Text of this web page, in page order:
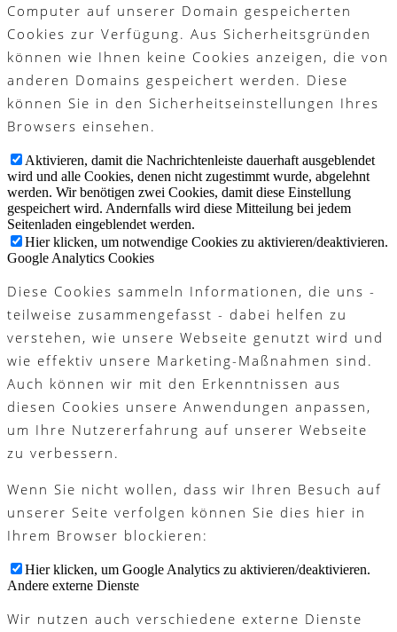
Computer auf unserer Domain gespeicherten
Cookies zur Verfügung. Aus Sicherheitsgründen
können wie Ihnen keine Cookies anzeigen, die von
anderen Domains gespeichert werden. Diese
können Sie in den Sicherheitseinstellungen Ihres
Browsers einsehen.
Aktivieren, damit die Nachrichtenleiste dauerhaft ausgeblendet
wird und alle Cookies, denen nicht zugestimmt wurde, abgelehnt
werden. Wir benötigen zwei Cookies, damit diese Einstellung
gespeichert wird. Andernfalls wird diese Mitteilung bei jedem
Seitenladen eingeblendet werden.
Hier klicken, um notwendige Cookies zu aktivieren/deaktivieren.
Google Analytics Cookies
Diese Cookies sammeln Informationen, die uns -
teilweise zusammengefasst - dabei helfen zu
verstehen, wie unsere Webseite genutzt wird und
wie effektiv unsere Marketing-Maßnahmen sind.
Auch können wir mit den Erkenntnissen aus
diesen Cookies unsere Anwendungen anpassen,
um Ihre Nutzererfahrung auf unserer Webseite
zu verbessern.
Wenn Sie nicht wollen, dass wir Ihren Besuch auf
unserer Seite verfolgen können Sie dies hier in
Ihrem Browser blockieren:
Hier klicken, um Google Analytics zu aktivieren/deaktivieren.
Andere externe Dienste
Wir nutzen auch verschiedene externe Dienste